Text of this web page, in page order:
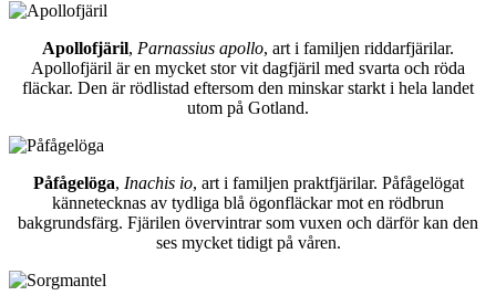
Apollofjäril, Parnassius apollo, art i familjen riddarfjärilar.
Apollofjäril är en mycket stor vit dagfjäril med svarta och röda
fläckar. Den är rödlistad eftersom den minskar starkt i hela landet
utom på Gotland.
Påfågelöga, Inachis io, art i familjen praktfjärilar. Påfågelögat
kännetecknas av tydliga blå ögonfläckar mot en rödbrun
bakgrundsfärg. Fjärilen övervintrar som vuxen och därför kan den
ses mycket tidigt på våren.